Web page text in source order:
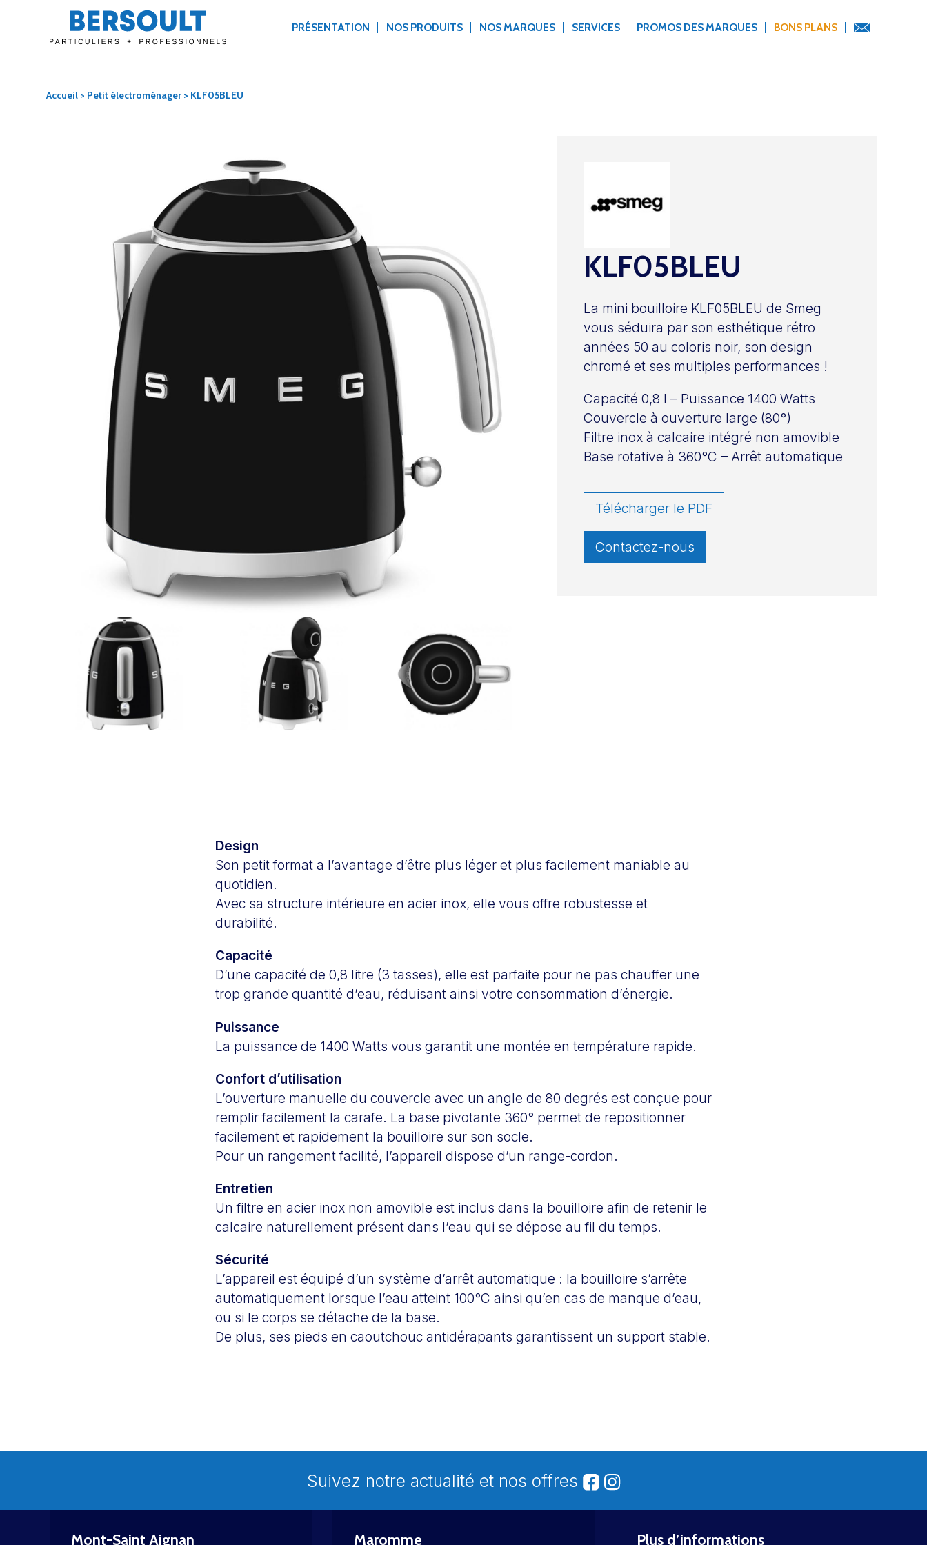
PRÉSENTATION NOS PRODUITS NOS MARQUES SERVICES PROMOS DES MARQUES BONS PLANS
Accueil > Petit électroménager > KLF05BLEU
KLF05BLEU
La mini bouilloire KLF05BLEU de Smeg
vous séduira par son esthétique rétro
années 50 au coloris noir, son design
chromé et ses multiples performances !
Capacité 0,8 l – Puissance 1400 Watts
Couvercle à ouverture large (80°)
Filtre inox à calcaire intégré non amovible
Base rotative à 360°C – Arrêt automatique
Télécharger le PDF
Contactez-nous
Design
Son petit format a l’avantage d’être plus léger et plus facilement maniable au
quotidien.
Avec sa structure intérieure en acier inox, elle vous offre robustesse et
durabilité.
Capacité
D’une capacité de 0,8 litre (3 tasses), elle est parfaite pour ne pas chauffer une
trop grande quantité d’eau, réduisant ainsi votre consommation d’énergie.
Puissance
La puissance de 1400 Watts vous garantit une montée en température rapide.
Confort d’utilisation
L’ouverture manuelle du couvercle avec un angle de 80 degrés est conçue pour
remplir facilement la carafe. La base pivotante 360° permet de repositionner
facilement et rapidement la bouilloire sur son socle.
Pour un rangement facilité, l’appareil dispose d’un range-cordon.
Entretien
Un filtre en acier inox non amovible est inclus dans la bouilloire afin de retenir le
calcaire naturellement présent dans l’eau qui se dépose au fil du temps.
Sécurité
L’appareil est équipé d’un système d’arrêt automatique : la bouilloire s’arrête
automatiquement lorsque l’eau atteint 100°C ainsi qu’en cas de manque d’eau,
ou si le corps se détache de la base.
De plus, ses pieds en caoutchouc antidérapants garantissent un support stable.
Suivez notre actualité et nos offres
Mont-Saint Aignan Maromme Plus d’informations